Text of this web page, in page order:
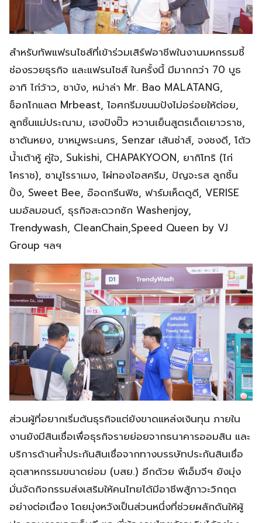
สำหรับทัพแฟรนไชส์ที่เข้าร่วมเสิร์ฟอาชีพในงานมหกรรมชี้
ช่องรวยธุรกิจ และแฟรนไชส์ ในครั้งนี้ มีมากกว่า 70 บูธ
อาทิ ไก่ว้าว, ชาบัง, หม่าล่า Mr. Bao MALATANG,
ช็อกโกแลต Mrbeast, ไอศกรีมขนมปังไม่อร่อยให้ต่อย,
ลูกชิ้นแม่ประณาม, เฮงปังปั๊ว หวานเย็นสูตรเด็ดเยาวราช,
ชาตันหยง, ขาหมูพระนคร, Senzar เส้นซ่าส์, จงชงดี, โต้ว
น้ำเต้าหู้ คู่ใจ, Sukishi, CHAPAKYOON, ยากิโทริ (ไก่
โคราช), ซามูไรราเมง, ไผ่ทองไอสครีม, ปัญจะรส ลูกชิ้น
ปิ้ง, Sweet Bee, อ๊อดกรีนฟิช, ฟาร์มเห็ดดูดี, VERISE
นมอัลมอนด์, ธุรกิจสะดวกซัก Washenjoy,
Trendywash, CleanChain,Speed Queen by VJ
Group ฯลฯ
ส่วนผู้ที่อยากเริ่มต้นธุรกิจแต่ยังขาดแหล่งเงินทุน ภายใน
งานยังมีสินเชื่อเพื่อธุรกิจรายย่อยจากธนาคารออมสิน และ
บริการด้านค้ำประกันสินเชื่อจากทางบรรษัทประกันสินเชื่อ
อุตสาหกรรมขนาดย่อม (บสย.) อีกด้วย พีเอ็มจีฯ ยังมุ่ง
มั่นจัดกิจกรรมส่งเสริมให้คนไทยได้มีอาชีพสู้ภาวะวิกฤต
อย่างต่อเนื่อง โดยมุ่งหวังเป็นส่วนหนึ่งที่ช่วยผลักดันให้ผู้